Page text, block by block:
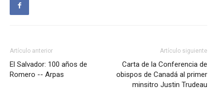
Artículo anterior
El Salvador: 100 años de
Romero -- Arpas
Artículo siguiente
Carta de la Conferencia de
obispos de Canadá al primer
minsitro Justin Trudeau